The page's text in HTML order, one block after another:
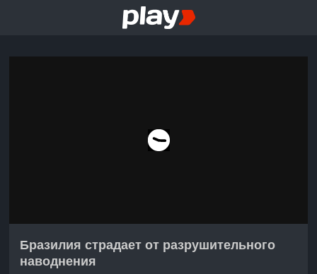
Бразилия страдает от разрушительного
наводнения